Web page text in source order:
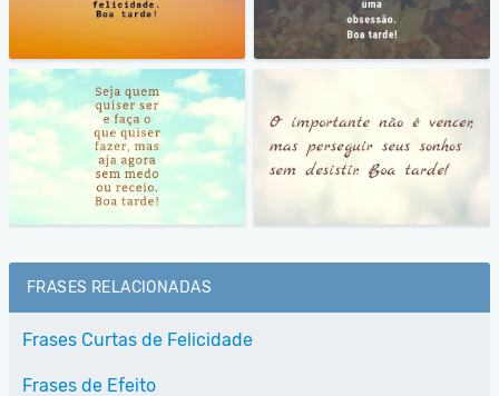
FRASES RELACIONADAS
Frases Curtas de Felicidade
Frases de Efeito